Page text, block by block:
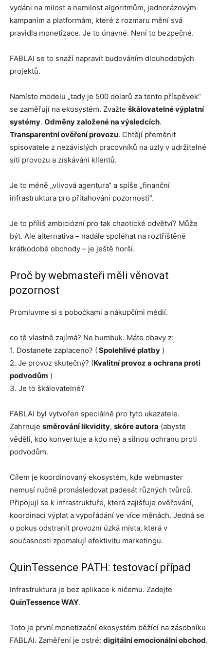
vydáni na milost a nemilost algoritmům, jednorázovým
kampaním a platformám, které z rozmaru mění svá
pravidla monetizace. Je to únavné. Není to bezpečné.
FABLAI se to snaží napravit budováním dlouhodobých
projektů.
Namísto modelu „tady je 500 dolarů za tento příspěvek“
se zaměřují na ekosystém. Zvažte škálovatelné výplatní
systémy. Odměny založené na výsledcích.
Transparentní ověření provozu. Chtějí přeměnit
spisovatele z nezávislých pracovníků na uzly v udržitelné
síti provozu a získávání klientů.
Je to méně „vlivová agentura“ a spíše „finanční
infrastruktura pro přitahování pozornosti“.
Je to příliš ambiciózní pro tak chaotické odvětví? Může
být. Ale alternativa – nadále spoléhat na roztříštěné
krátkodobé obchody – je ještě horší.
Proč by webmasteři měli věnovat
pozornost
Promluvme si s pobočkami a nákupčími médií.
co tě vlastně zajímá? Ne humbuk. Máte obavy z:
1. Dostanete zaplaceno? (Spolehlivé platby )
2. Je provoz skutečný? (Kvalitní provoz a ochrana proti
podvodům )
3. Je to škálovatelné?
FABLAI byl vytvořen speciálně pro tyto ukazatele.
Zahrnuje směrování likvidity, skóre autora (abyste
věděli, kdo konvertuje a kdo ne) a silnou ochranu proti
podvodům.
Cílem je koordinovaný ekosystém, kde webmaster
nemusí ručně pronásledovat padesát různých tvůrců.
Připojují se k infrastruktuře, která zajišťuje ověřování,
koordinaci výplat a vypořádání ve více měnách. Jedná se
o pokus odstranit provozní úzká místa, která v
současnosti zpomalují efektivitu marketingu.
QuinTessence PATH: testovací případ
Infrastruktura je bez aplikace k ničemu. Zadejte
QuinTessence WAY.
Toto je první monetizační ekosystém běžící na zásobníku
FABLAI. Zaměření je ostré: digitální emocionální obchod.